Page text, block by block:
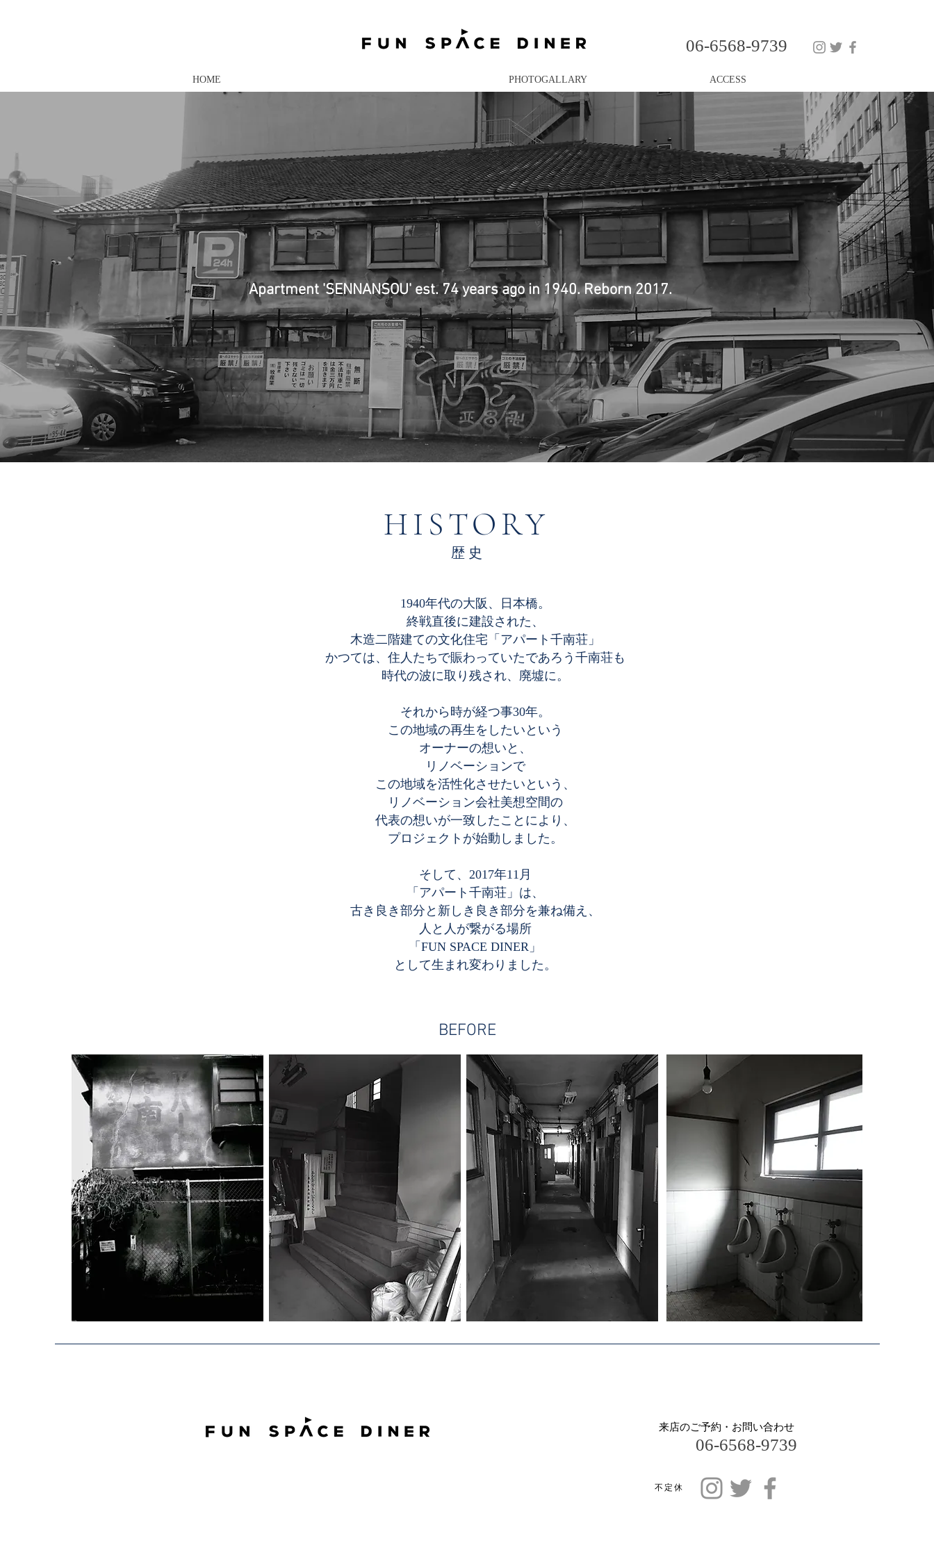
06-6568-9739
HOME PHOTOGALLARY ACCESS
Apartment 'SENNANSOU' est. 74 years ago in 1940. Reborn 2017.
HISTORY
​歴 史
1940年代の大阪、日本橋。
終戦直後に建設された、
木造二階建ての文化住宅「アパート千南荘」
かつては、住人たちで賑わっていたであろう千南荘も
時代の波に取り残され、廃墟に。
​それから時が経つ事30年。
この地域の再生をしたいという
オーナーの想いと、
リノベーションで
この地域を活性化させたいという、
リノベーション会社美想空間の
代表の想いが一致したことにより、
プロジェクトが始動しました。
そして、2017年11月
「アパート千南荘」は、
古き良き部分と新しき良き部分を兼ね備え、
人と人が繋がる場所
「FUN SPACE DINER」
として生まれ変わりました。
BEFORE
​来店のご予約・お問い合わせ
06-6568-9739
​不定休